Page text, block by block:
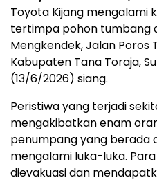
Toyota Kijang mengalami
tertimpa pohon tumbang
Mengkendek, Jalan Poros
Kabupaten Tana Toraja,
(13/6/2026) siang.
Peristiwa yang terjadi
mengakibatkan enam
penumpang yang berada
mengalami luka-luka.
dievakuasi dan